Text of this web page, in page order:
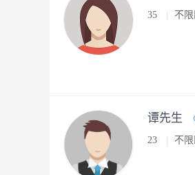
35 不
谭先生
23 不